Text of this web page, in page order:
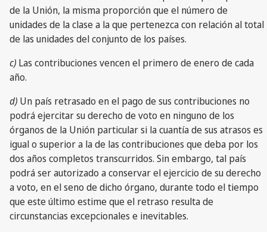
de la Unión, la misma proporción que el número de
unidades de la clase a la que pertenezca con relación al total
de las unidades del conjunto de los países.
c) Las contribuciones vencen el primero de enero de cada
año.
d) Un país retrasado en el pago de sus contribuciones no
podrá ejercitar su derecho de voto en ninguno de los
órganos de la Unión particular si la cuantía de sus atrasos es
igual o superior a la de las contribuciones que deba por los
dos años completos transcurridos. Sin embargo, tal país
podrá ser autorizado a conservar el ejercicio de su derecho
a voto, en el seno de dicho órgano, durante todo el tiempo
que este último estime que el retraso resulta de
circunstancias excepcionales e inevitables.